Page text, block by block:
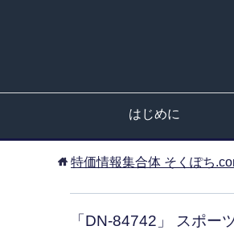
はじめに
特価情報集合体 そくぽち
「DN-84742」 スポー